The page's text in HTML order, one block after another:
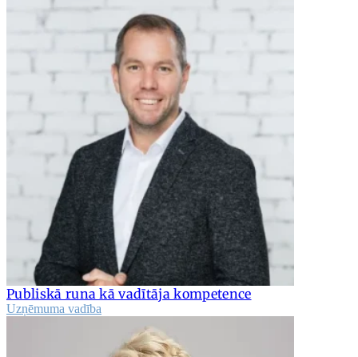
Publiskā runa kā vadītāja kompetence
Uzņēmuma vadība